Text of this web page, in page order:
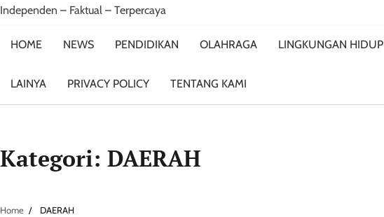
Independen – Faktual – Terpercaya
HOME NEWS PENDIDIKAN OLAHRAGA LINGKUNGAN HIDUP
LAINYA PRIVACY POLICY TENTANG KAMI
Kategori: DAERAH
Home DAERAH